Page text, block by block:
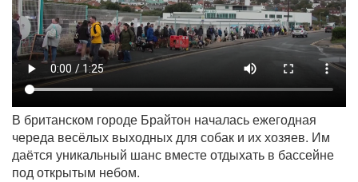
В британском городе Брайтон началась ежегодная
череда весёлых выходных для собак и их хозяев. Им
даётся уникальный шанс вместе отдыхать в бассейне
под открытым небом.